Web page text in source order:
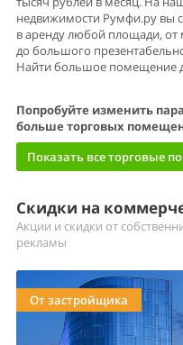
недвижимости Румфи.ру вы
в аренду любой площади,
до большого
Найти большое помещение
Попробуйте изменить
больше торговых
Показать все торговые
Скидки на
Акции и скидки от
рекламы
От застройщика